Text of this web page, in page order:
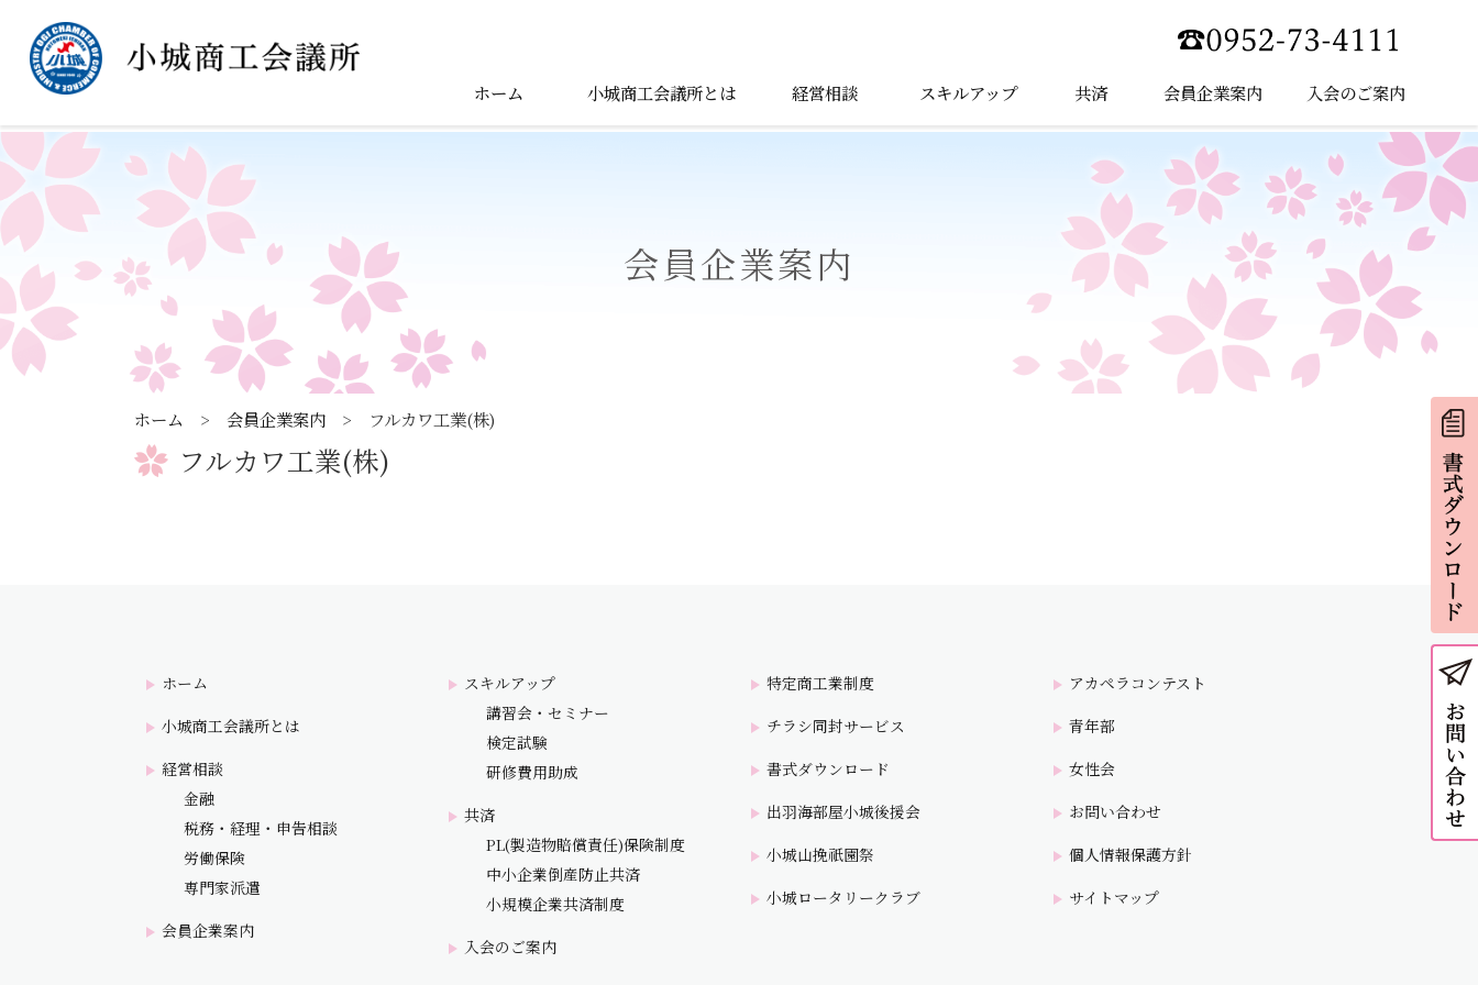
ホーム 小城商工会議所とは 経営相談 スキルアップ 共済 会員企業案内 入会のご案内
会員企業案内
ホーム > 会員企業案内 > フルカワ工業(株)
フルカワ工業(株)
ホーム
小城商工会議所とは
経営相談
金融
税務・経理・申告相談
労働保険
専門家派遣
会員企業案内
スキルアップ
講習会・セミナー
検定試験
研修費用助成
共済
PL(製造物賠償責任)保険制度
中小企業倒産防止共済
小規模企業共済制度
入会のご案内
特定商工業制度
チラシ同封サービス
書式ダウンロード
出羽海部屋小城後援会
小城山挽祇園祭
小城ロータリークラブ
アカペラコンテスト
青年部
女性会
お問い合わせ
個人情報保護方針
サイトマップ